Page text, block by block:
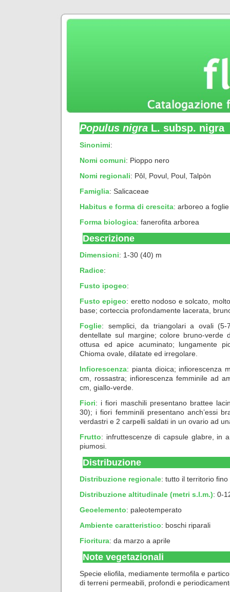
Populus nigra L. subsp. nigra
Sinonimi:
Nomi comuni: Pioppo nero
Nomi regionali: Pôl, Povul, Poul, Talpòn
Famiglia: Salicaceae
Habitus e forma di crescita: arboreo a
Forma biologica: fanerofita arborea
Descrizione
Dimensioni: 1-30 (40) m
Radice:
Fusto ipogeo:
Fusto epigeo: eretto nodoso e solcato,
base; corteccia profondamente lacerata,
Foglie: semplici, da triangolari a ovali
dentellate sul margine; colore bruno-verde
ottusa ed apice acuminato; lungamente
Chioma ovale, dilatate ed irregolare.
Infiorescenza: pianta dioica; infiorescenza
cm, rossastra; infiorescenza femminile ad
cm, giallo-verde.
Fiori: i fiori maschili presentano brattee
30); i fiori femminili presentano anch’essi
verdastri e 2 carpelli saldati in un ovario ad
Frutto: infruttescenze di capsule glabre, in
piumosi.
Distribuzione
Distribuzione regionale: tutto il territorio
Distribuzione altitudinale (metri s.l.m.): 0-
Geoelemento: paleotemperato
Ambiente caratteristico: boschi riparali
Fioritura: da marzo a aprile
Note vegetazionali
Specie eliofila, mediamente termofila e
di terreni permeabili, profondi e